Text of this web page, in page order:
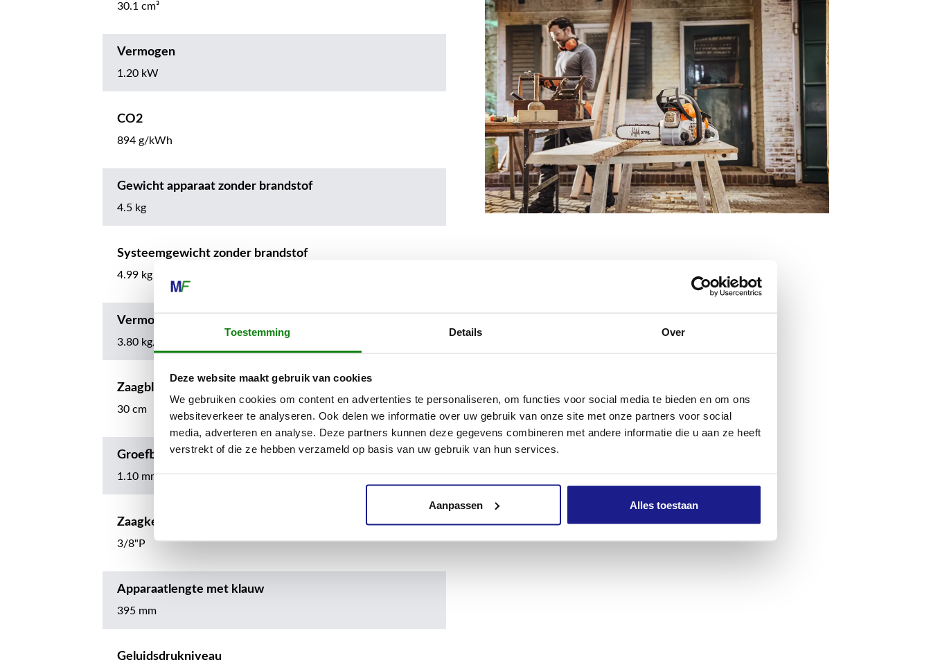
Toestemming Details Over
Deze website maakt gebruik van cookies
We gebruiken cookies om content en advertenties te personaliseren, om functies voor social media te bieden en om ons
websiteverkeer te analyseren. Ook delen we informatie over uw gebruik van onze site met onze partners voor social
media, adverteren en analyse. Deze partners kunnen deze gegevens combineren met andere informatie die u aan ze heeft
verstrekt of die ze hebben verzameld op basis van uw gebruik van hun services.
Aanpassen Alles toestaan
30.1 cm³
Vermogen
1.20 kW
CO2
894 g/kWh
Gewicht apparaat zonder brandstof
4.5 kg
Systeemgewicht zonder brandstof
4.99 kg
Vermogen-gewichtverhouding
3.80 kg/kW
Zaagbladlengte
30 cm
Groefbreedte
1.10 mm
Zaagkettingsteek
3/8"P
Apparaatlengte met klauw
395 mm
Geluidsdrukniveau